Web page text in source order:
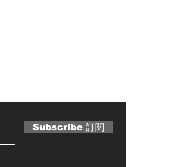
Subscribe 訂閱